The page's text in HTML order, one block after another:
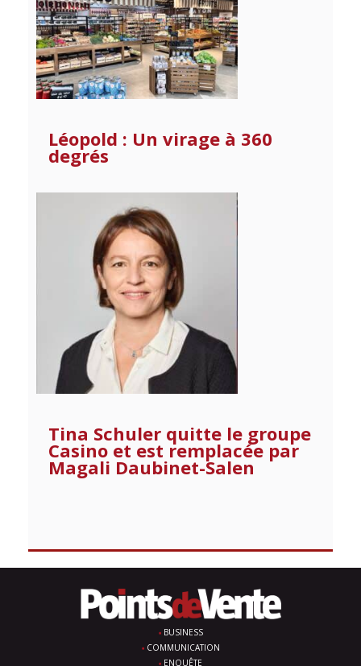
Léopold : Un virage à 360
degrés
Tina Schuler quitte le groupe
Casino et est remplacée par
Magali Daubinet-Salen
BUSINESS
COMMUNICATION
ENQUÊTE